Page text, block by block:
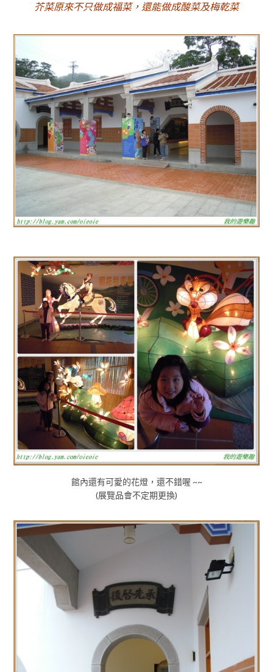
芥菜原來不只做成福菜，還能做成酸菜及梅乾菜
館內還有可愛的花燈，還不錯喔 ~~
(展覽品會不定期更換)